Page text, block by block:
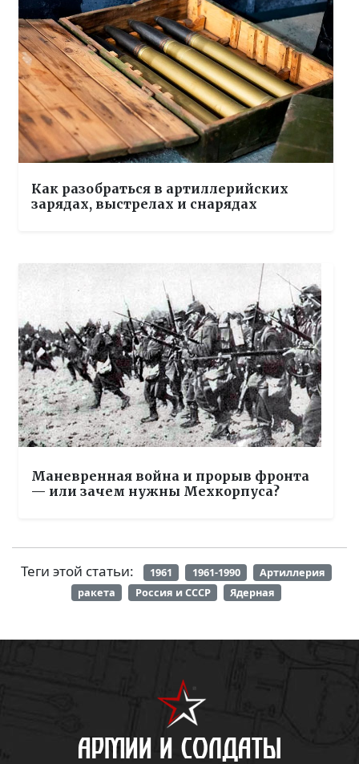
Как разобраться в артиллерийских
зарядах, выстрелах и снарядах
Маневренная война и прорыв фронта
— или зачем нужны Мехкорпуса?
Теги этой статьи: 1961 1961-1990
Артиллерия
ракета
Россия и СССР Ядерная